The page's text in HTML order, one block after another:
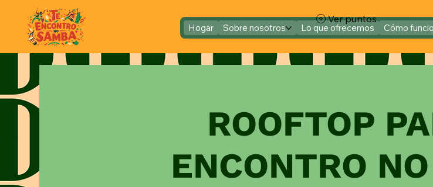
Hogar Sobre nosotros Lo que ofrecemos Cómo
Ver puntos
ROOFTOP
ENCONTRO